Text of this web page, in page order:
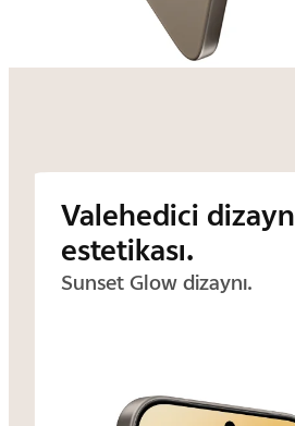
Valehedici dizayn
estetikası.
Sunset Glow dizaynı.